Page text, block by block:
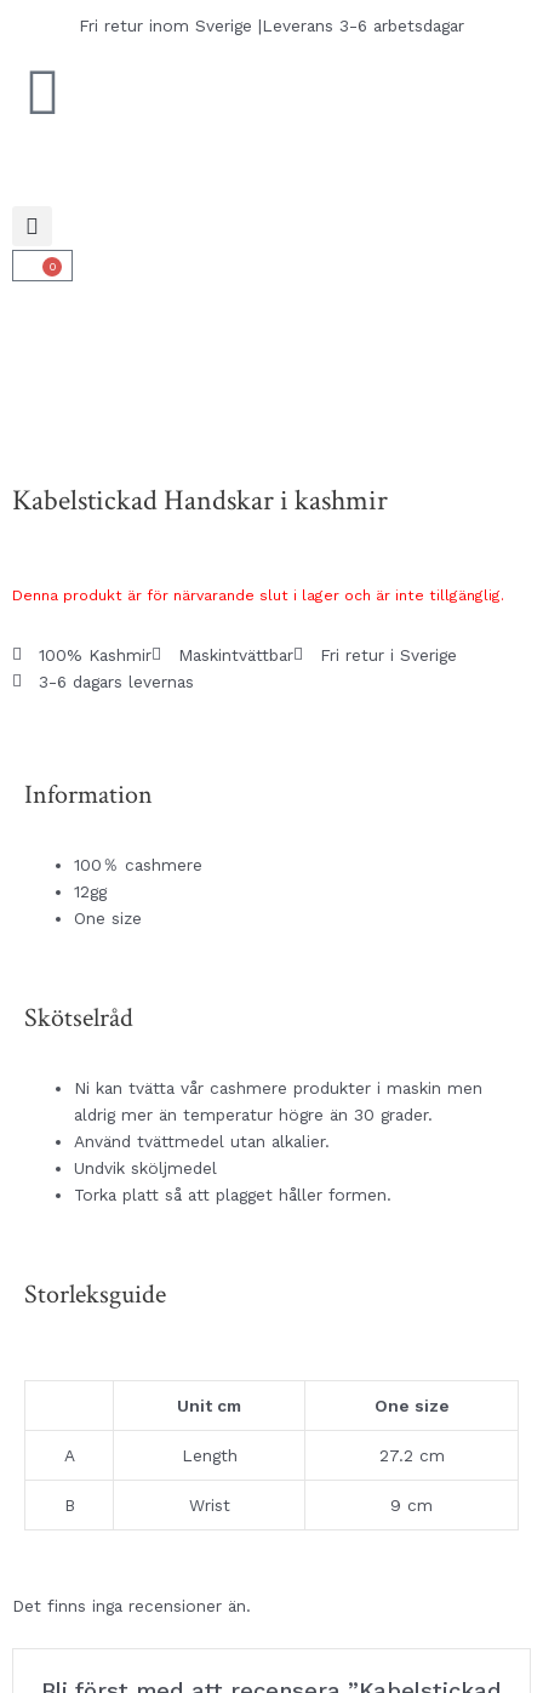
Fri retur inom Sverige |Leverans 3-6 arbetsdagar
0
Varukorg
Kabelstickad Handskar i kashmir
Denna produkt är för närvarande slut i lager och är inte tillgänglig.
100% Kashmir Maskintvättbar
Fri retur i Sverige
3-6 dagars levernas
Information
100％ cashmere
12gg
One size
Skötselråd
Ni kan tvätta vår cashmere produkter i maskin men
aldrig mer än temperatur högre än 30 grader.
Använd tvättmedel utan alkalier.
Undvik sköljmedel
Torka platt så att plagget håller formen.
Storleksguide
Unit cm One size
A Length 27.2 cm
B Wrist 9 cm
Det finns inga recensioner än.